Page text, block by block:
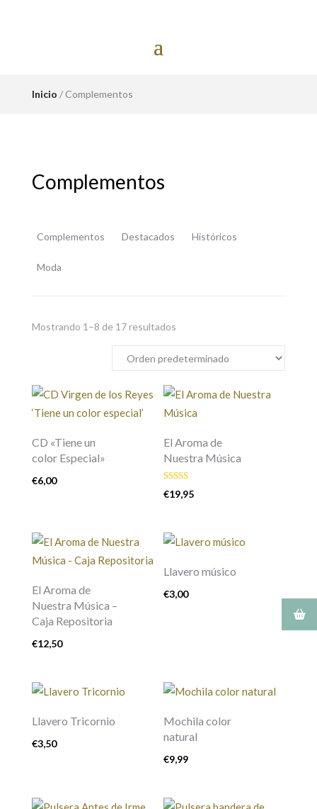
Inicio / Complementos
Complementos
Complementos Destacados Históricos
Moda
Mostrando 1–8 de 17 resultados
CD «Tiene un
color Especial»
€6,00
El Aroma de
Nuestra Música
Valorado
con
€19,95
El Aroma de
Nuestra Música –
Caja Repositoria
€12,50
Llavero músico
€3,00
Llavero Tricornio
€3,50
Mochila color
natural
€9,99